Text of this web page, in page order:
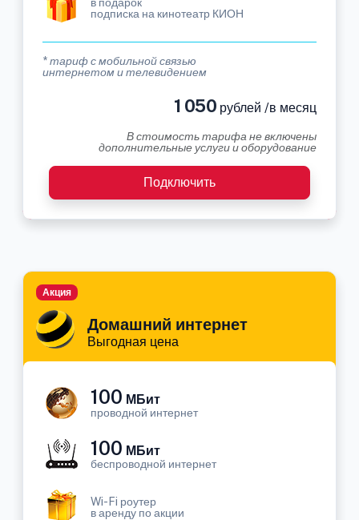
подписка на кинотеатр КИОН
* тариф с мобильной связью
интернетом и телевидением
1 050 рублей /в месяц
В стоимость тарифа не включены
дополнительные услуги и оборудование
Подключить
Домашний интернет
Выгодная цена
Акция
100 МБит
проводной интернет
100 МБит
беспроводной интернет
Wi-Fi роутер
в аренду по акции